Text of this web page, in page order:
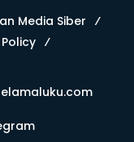
Media Siber